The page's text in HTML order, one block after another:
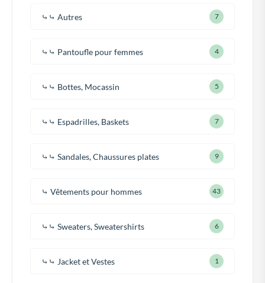
⤷⤷ Autres 7
⤷⤷ Pantoufle pour femmes 4
⤷⤷ Bottes, Mocassin 5
⤷⤷ Espadrilles, Baskets 7
⤷⤷ Sandales, Chaussures plates 9
⤷ Vêtements pour hommes 43
⤷⤷ Sweaters, Sweatershirts 6
⤷⤷ Jacket et Vestes 1